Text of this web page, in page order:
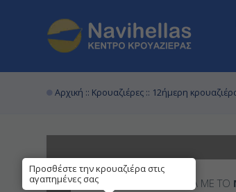
Αρχική :: Κρουαζιέρες :: 12ήμερη
12ΉΜΕΡΗ ΚΡΟΥΑΖΙΕΡΑ ΜΕ ΤΟ
Προσθέστε την κρουαζιέρα στις
αγαπημένες σας